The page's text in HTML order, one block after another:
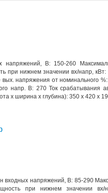
напряжений, В: 150-260
при нижнем значении вх/напр,
вых. напряжения от номинального
напр. В: 270 Ток срабатывания
x ширина x глубина): 350 х 420 х
входных напряжений, В: 85-290
при нижнем значении вх/